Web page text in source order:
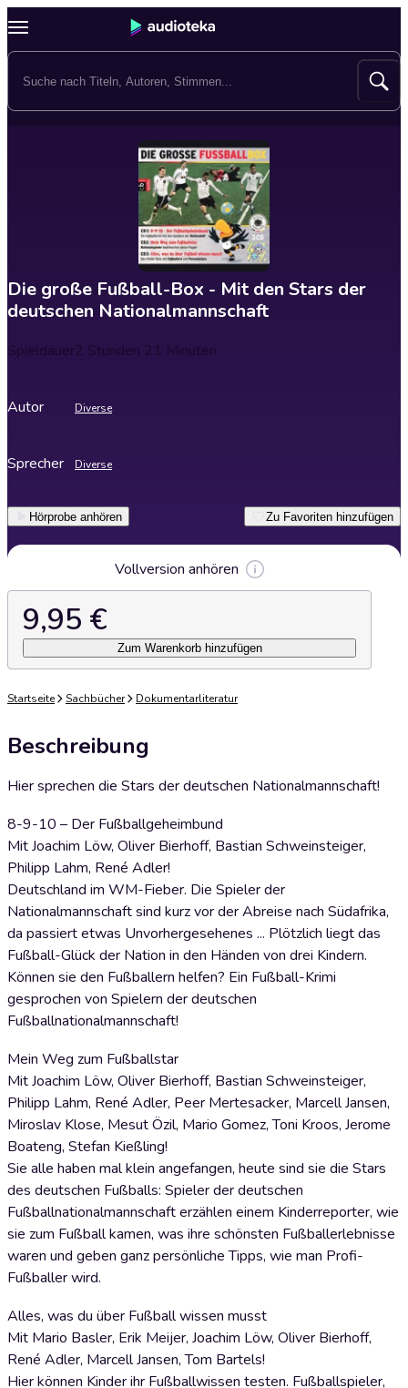
Die große Fußball-Box - Mit den Stars der
deutschen Nationalmannschaft
Spieldauer2 Stunden 21 Minuten
Autor Diverse
Sprecher Diverse
Hörprobe anhören Zu Favoriten hinzufügen
Vollversion anhören
9,95 €
Zum Warenkorb hinzufügen
Startseite Sachbücher Dokumentarliteratur
Beschreibung
Hier sprechen die Stars der deutschen Nationalmannschaft!
8-9-10 – Der Fußballgeheimbund
Mit Joachim Löw, Oliver Bierhoff, Bastian Schweinsteiger,
Philipp Lahm, René Adler!
Deutschland im WM-Fieber. Die Spieler der
Nationalmannschaft sind kurz vor der Abreise nach Südafrika,
da passiert etwas Unvorhergesehenes ... Plötzlich liegt das
Fußball-Glück der Nation in den Händen von drei Kindern.
Können sie den Fußballern helfen? Ein Fußball-Krimi
gesprochen von Spielern der deutschen
Fußballnationalmannschaft!
Mein Weg zum Fußballstar
Mit Joachim Löw, Oliver Bierhoff, Bastian Schweinsteiger,
Philipp Lahm, René Adler, Peer Mertesacker, Marcell Jansen,
Miroslav Klose, Mesut Özil, Mario Gomez, Toni Kroos, Jerome
Boateng, Stefan Kießling!
Sie alle haben mal klein angefangen, heute sind sie die Stars
des deutschen Fußballs: Spieler der deutschen
Fußballnationalmannschaft erzählen einem Kinderreporter, wie
sie zum Fußball kamen, was ihre schönsten Fußballerlebnisse
waren und geben ganz persönliche Tipps, wie man Profi-
Fußballer wird.
Alles, was du über Fußball wissen musst
Mit Mario Basler, Erik Meijer, Joachim Löw, Oliver Bierhoff,
René Adler, Marcell Jansen, Tom Bartels!
Hier können Kinder ihr Fußballwissen testen. Fußballspieler,